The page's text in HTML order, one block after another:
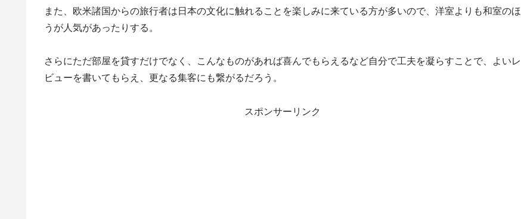
また、欧米諸国からの旅行者は日本の文化に触れることを楽しみに来ている方が多いので、洋室よりも和室のほ
うが人気があったりする。
さらにただ部屋を貸すだけでなく、こんなものがあれば喜んでもらえるなど自分で工夫を凝らすことで、よいレ
ビューを書いてもらえ、更なる集客にも繋がるだろう。
スポンサーリンク